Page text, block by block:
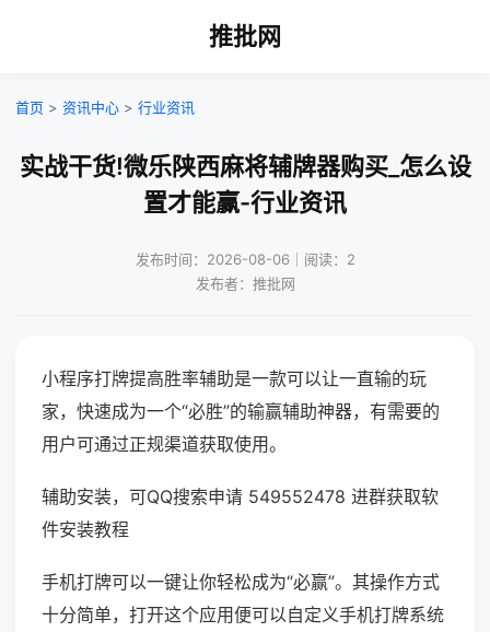
推批网
首页 > 资讯中心 > 行业资讯
实战干货!微乐陕西麻将辅牌器购买_怎么设
置才能赢-行业资讯
发布时间：2026-08-06｜阅读：2
发布者：推批网
小程序打牌提高胜率辅助是一款可以让一直输的玩
家，快速成为一个“必胜”的输赢辅助神器，有需要的
用户可通过正规渠道获取使用。
辅助安装，可QQ搜索申请 549552478 进群获取软
件安装教程
手机打牌可以一键让你轻松成为“必赢”。其操作方式
十分简单，打开这个应用便可以自定义手机打牌系统